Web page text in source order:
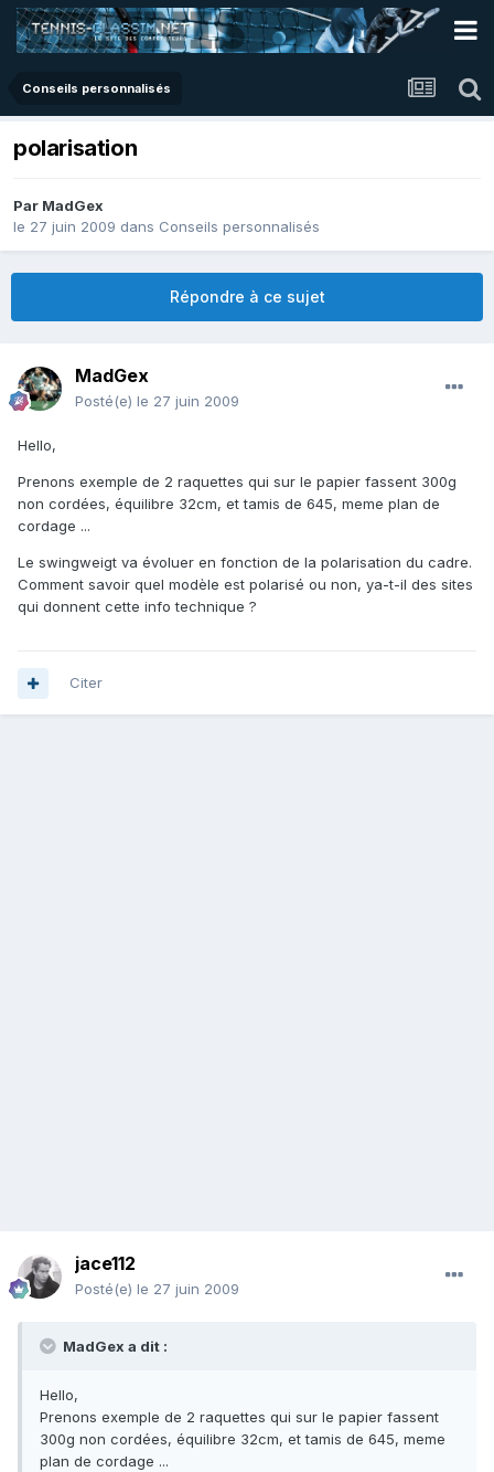
Conseils personnalisés
polarisation
Par MadGex
le 27 juin 2009 dans Conseils personnalisés
Répondre à ce sujet
MadGex
Posté(e) le 27 juin 2009
Hello,
Prenons exemple de 2 raquettes qui sur le papier fassent 300g
non cordées, équilibre 32cm, et tamis de 645, meme plan de
cordage ...
Le swingweigt va évoluer en fonction de la polarisation du cadre.
Comment savoir quel modèle est polarisé ou non, ya-t-il des sites
qui donnent cette info technique ?
Citer
jace112
Posté(e) le 27 juin 2009
MadGex a dit :
Hello,
Prenons exemple de 2 raquettes qui sur le papier fassent
300g non cordées, équilibre 32cm, et tamis de 645, meme
plan de cordage ...